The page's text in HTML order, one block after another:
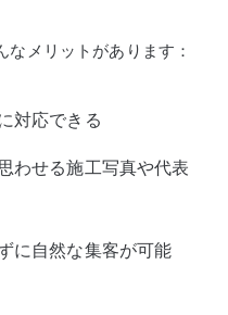
メリットがあります：
対応できる
わせる施工写真や代表
に自然な集客が可能